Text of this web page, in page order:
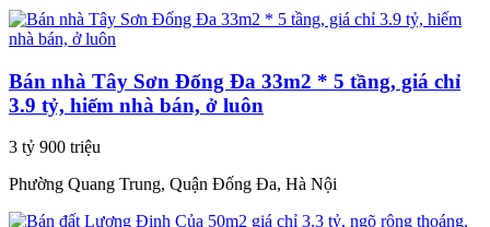
Bán nhà Tây Sơn Đống Đa 33m2 * 5 tầng, giá chỉ
3.9 tỷ, hiếm nhà bán, ở luôn
3 tỷ 900 triệu
Phường Quang Trung, Quận Đống Đa, Hà Nội